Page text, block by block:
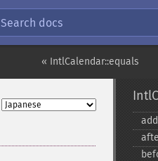
Search docs
« IntlCalendar::equals
add